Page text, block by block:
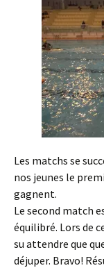
Les matchs se
nos jeunes le
gagnent.
Le second match
équilibré. Lors de
su attendre que
déjuper. Bravo!